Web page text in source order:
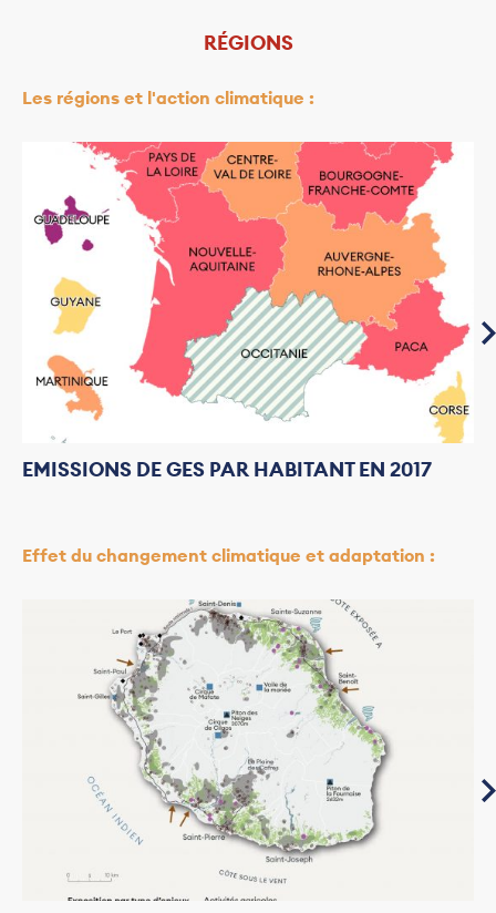
RÉGIONS
Les régions et l'action climatique :
EMISSIONS DE GES PAR HABITANT EN 2017
Effet du changement climatique et adaptation :